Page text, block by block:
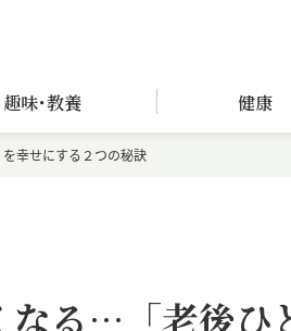
趣味･教養 健康
幸せにする２つの秘訣
なる…「老後ひ